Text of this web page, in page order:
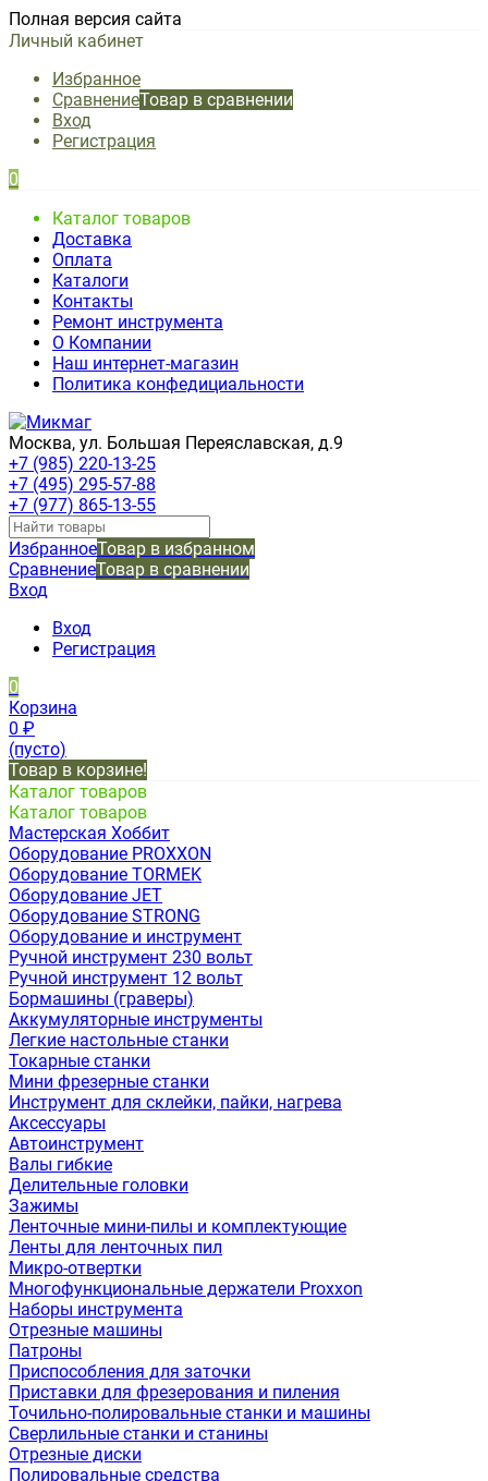
Полная версия сайта
Личный кабинет
Избранное
СравнениеТовар в сравнении
Вход
Регистрация
0
Каталог товаров
Доставка
Оплата
Каталоги
Контакты
Ремонт инструмента
О Компании
Наш интернет-магазин
Политика конфедициальности
Москва, ул. Большая Переяславская, д.9
+7 (985) 220-13-25
+7 (495) 295-57-88
+7 (977) 865-13-55
ИзбранноеТовар в избранном
СравнениеТовар в сравнении
Вход
Вход
Регистрация
0
Корзина
0 ₽
(пусто)
Товар в корзине!
Каталог товаров
Каталог товаров
Мастерская Хоббит
Оборудование PROXXON
Оборудование TORMEK
Оборудование JET
Оборудование STRONG
Оборудование и инструмент
Ручной инструмент 230 вольт
Ручной инструмент 12 вольт
Бормашины (граверы)
Аккумуляторные инструменты
Легкие настольные станки
Токарные станки
Мини фрезерные станки
Инструмент для склейки, пайки, нагрева
Аксессуары
Автоинструмент
Валы гибкие
Делительные головки
Зажимы
Ленточные мини-пилы и комплектующие
Ленты для ленточных пил
Микро-отвертки
Многофункциональные держатели Proxxon
Наборы инструмента
Отрезные машины
Патроны
Приспособления для заточки
Приставки для фрезерования и пиления
Точильно-полировальные станки и машины
Сверлильные станки и станины
Отрезные диски
Полировальные средства